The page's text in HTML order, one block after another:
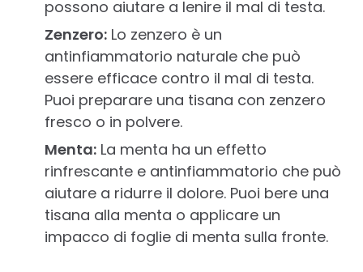
possono aiutare a lenire il mal di testa.
Zenzero: Lo zenzero è un
antinfiammatorio naturale che può
essere efficace contro il mal di testa.
Puoi preparare una tisana con zenzero
fresco o in polvere.
Menta: La menta ha un effetto
rinfrescante e antinfiammatorio che può
aiutare a ridurre il dolore. Puoi bere una
tisana alla menta o applicare un
impacco di foglie di menta sulla fronte.